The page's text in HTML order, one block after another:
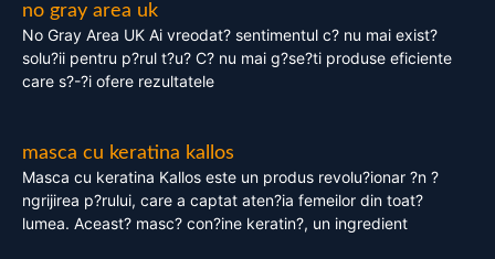
no gray area uk
No Gray Area UK Ai vreodat? sentimentul c? nu mai exist?
solu?ii pentru p?rul t?u? C? nu mai g?se?ti produse eficiente
care s?-?i ofere rezultatele
masca cu keratina kallos
Masca cu keratina Kallos este un produs revolu?ionar ?n ?
ngrijirea p?rului, care a captat aten?ia femeilor din toat?
lumea. Aceast? masc? con?ine keratin?, un ingredient